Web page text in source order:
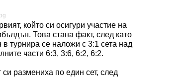
който си осигури участие на
Това стана факт, след като
турнира се наложи с 3:1 сета над
части 6:3, 3:6, 6:2, 6:2.
размениха по един сет, след